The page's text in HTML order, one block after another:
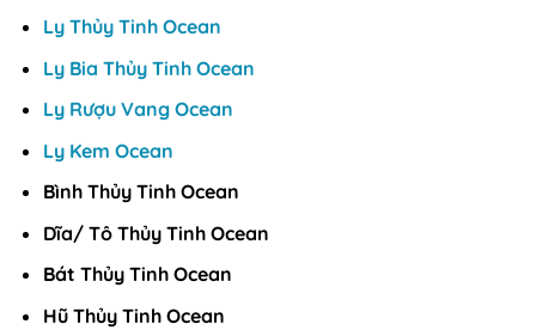
Ly Thủy Tinh Ocean
Ly Bia Thủy Tinh Ocean
Ly Rượu Vang Ocean
Ly Kem Ocean
Bình Thủy Tinh Ocean
Dĩa/ Tô Thủy Tinh Ocean
Bát Thủy Tinh Ocean
Hũ Thủy Tinh Ocean